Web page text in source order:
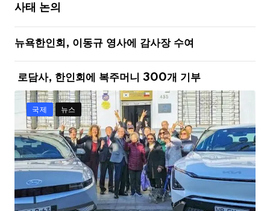
사태 논의
뉴욕한인회, 이동규 영사에 감사장 수여
로담사, 한인회에 복주머니 300개 기부
국제 뉴스